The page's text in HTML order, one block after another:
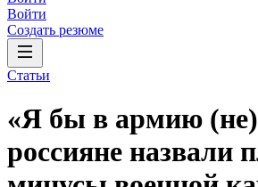
Войти
Создать резюме
Статьи
«Я бы в армию
россияне назвали